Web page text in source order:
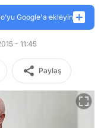
Google'a ekleyin
- 11:45
Paylaş